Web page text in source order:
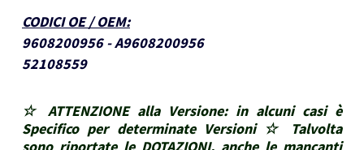
CODICI OE / OEM:
9608200956 - A9608200956
52108559
☆ ATTENZIONE alla Versione: in alcuni casi è
Specifico per determinate Versioni ☆ Talvolta